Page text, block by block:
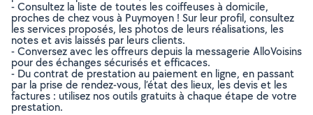
- Consultez la liste de toutes les coiffeuses à domicile,
proches de chez vous à Puymoyen ! Sur leur profil, consultez
les services proposés, les photos de leurs réalisations, les
notes et avis laissés par leurs clients.
- Conversez avec les offreurs depuis la messagerie AlloVoisins
pour des échanges sécurisés et efficaces.
- Du contrat de prestation au paiement en ligne, en passant
par la prise de rendez-vous, l’état des lieux, les devis et les
factures : utilisez nos outils gratuits à chaque étape de votre
prestation.